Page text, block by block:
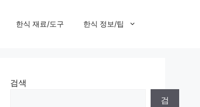
한식 재료/도구 한식 정보/팁
검색
검